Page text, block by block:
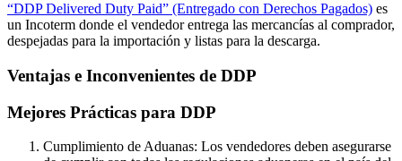
“DDP Delivered Duty Paid” (Entregado con Derechos Pagados) es
un Incoterm donde el vendedor entrega las mercancías al comprador,
despejadas para la importación y listas para la descarga.
Ventajas e Inconvenientes de DDP
Mejores Prácticas para DDP
Cumplimiento de Aduanas: Los vendedores deben asegurarse